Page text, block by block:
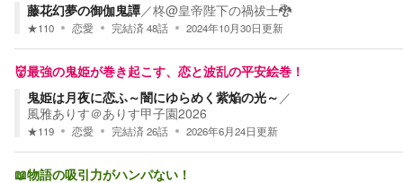
藤花幻夢の御伽鬼譚／柊@皇帝陛下の禍祓士🐉
★110 恋愛 完結済48話 2024年10月30日更新
👹最強の鬼姫が巻き起こす、恋と波乱の平安絵巻！
鬼姫は月夜に恋ふ～闇にゆらめく紫焔の光～ ／
風雅ありす＠ありす甲子園2026
★119 恋愛 完結済26話 2026年6月24日更新
📖物語の吸引力がハンパない！